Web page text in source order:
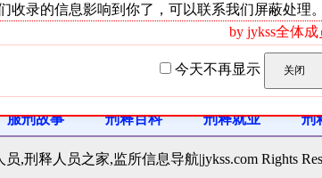
押人员法律知识 浏览:6 评论:0
服刑故事 刑释百科 刑释就业 刑
,刑释人员之家,监所信息导航|jykss.com Rights
收录的信息影响到你了，可以联系我们屏蔽处理。
by jykss全体成
今天不再显示 关闭